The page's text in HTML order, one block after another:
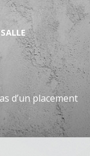
d’un placement